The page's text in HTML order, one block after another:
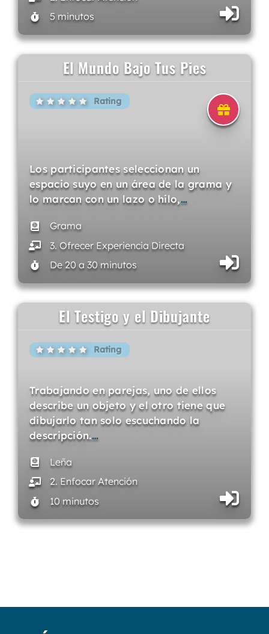
5 minutos
El Mundo Bajo Tus Pies
Rating
Los participantes seleccionan un
espacio suyo en un área de la grama y
lo marcan con un lazo o hilo,…
Grama
3. Ofrecer Experiencia Directa
De 20 a 30 minutos
El Testigo y el Dibujante
Rating
Trabajando en parejas, uno de ellos
describe un objeto y el otro tiene que
dibujarlo tan solo escuchando la
descripción.…
Leña
2. Enfocar Atención
10 minutos